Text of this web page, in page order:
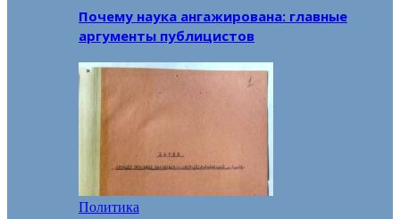
Почему наука ангажирована: главные
аргументы публицистов
Политика